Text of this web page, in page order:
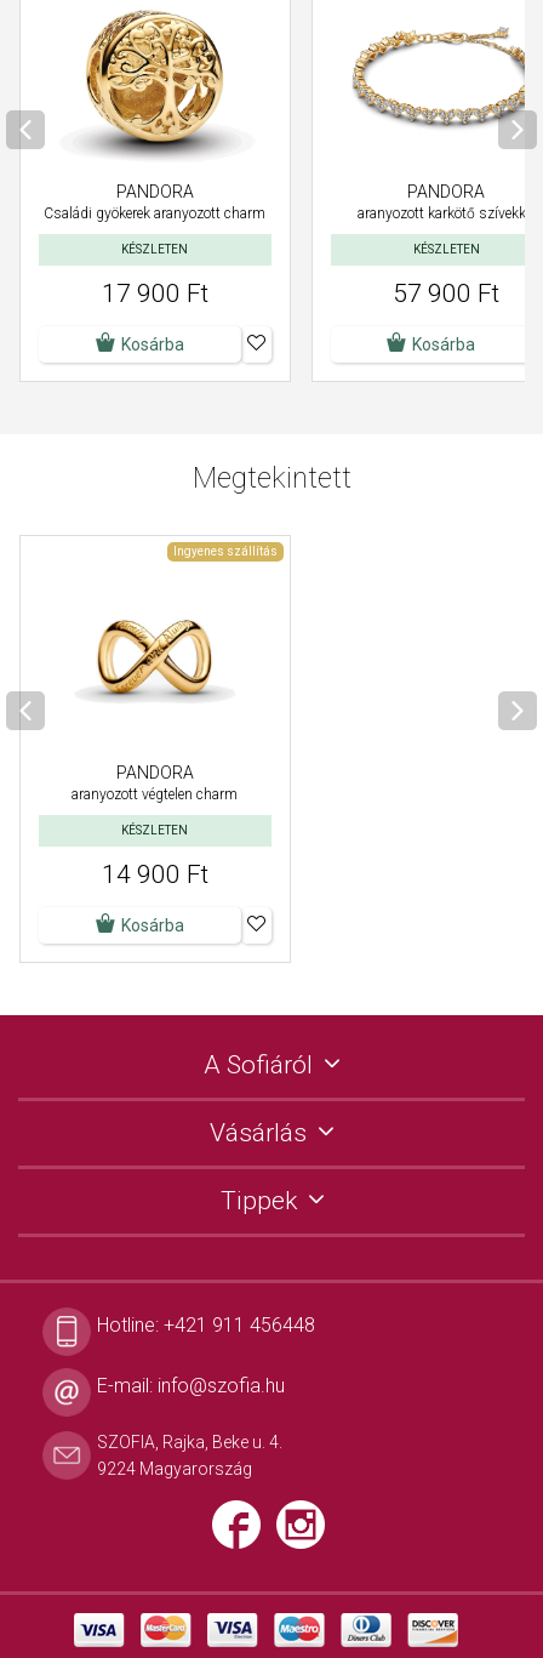
PANDORA
Családi gyökerek aranyozott charm
KÉSZLETEN
17 900 Ft
Kosárba
PANDORA
aranyozott karkötő szívekkel
KÉSZLETEN
57 900 Ft
Kosárba
Megtekintett
Ingyenes szállítás
PANDORA
aranyozott végtelen charm
KÉSZLETEN
14 900 Ft
Kosárba
A Sofiáról
Vásárlás
Tippek
Hotline: +421 911 456448
E-mail: info@szofia.hu
SZOFIA, Rajka, Beke u. 4.
9224 Magyarország